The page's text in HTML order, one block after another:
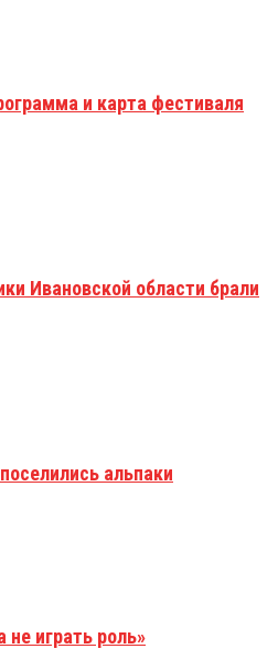
и карта фестиваля
Ивановской области брали
альпаки
играть роль»